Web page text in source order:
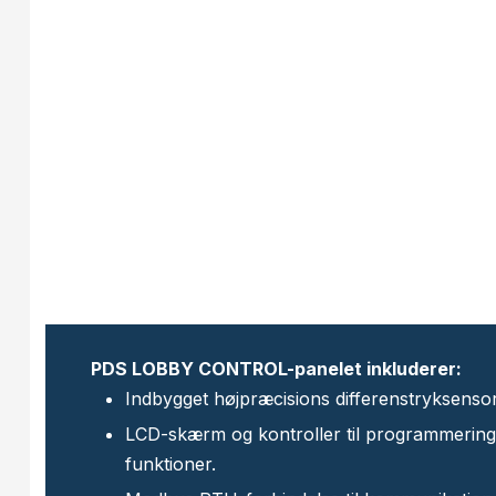
PDS LOBBY CONTROL-panelet inkluderer:
Indbygget højpræcisions
LCD-skærm og kontroller til
funktioner.